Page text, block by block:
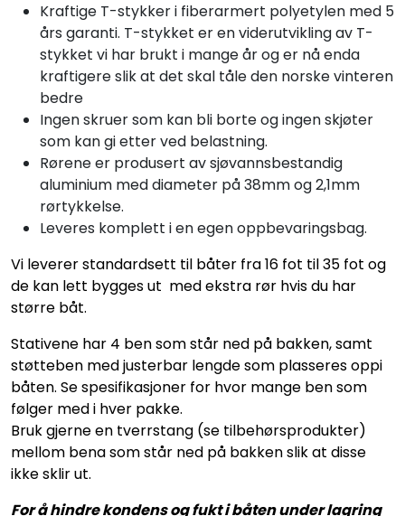
Kraftige T-stykker i fiberarmert polyetylen med 5
års garanti. T-stykket er en viderutvikling av T-
stykket vi har brukt i mange år og er nå enda
kraftigere slik at det skal tåle den norske vinteren
bedre
Ingen skruer som kan bli borte og ingen skjøter
som kan gi etter ved belastning.
Rørene er produsert av sjøvannsbestandig
aluminium med diameter på 38mm og 2,1mm
rørtykkelse.
Leveres komplett i en egen oppbevaringsbag.
Vi leverer standardsett til båter fra 16 fot til 35 fot og
de kan lett bygges ut med ekstra rør hvis du har
større båt.
Stativene har 4 ben som står ned på bakken, samt
støtteben med justerbar lengde som plasseres oppi
båten. Se spesifikasjoner for hvor mange ben som
følger med i hver pakke.
Bruk gjerne en tverrstang (se tilbehørsprodukter)
mellom bena som står ned på bakken slik at disse
ikke sklir ut.
For å hindre kondens og fukt i båten under lagring